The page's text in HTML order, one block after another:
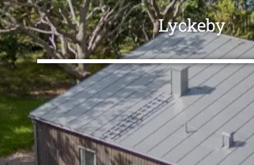
Lyckeby